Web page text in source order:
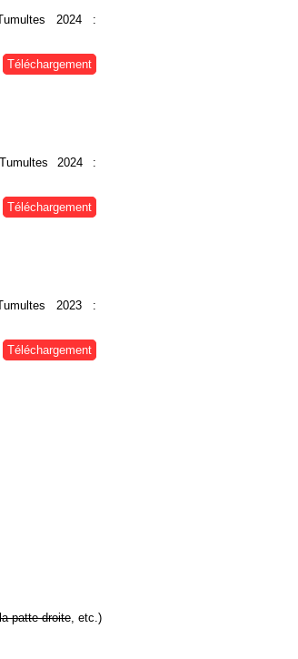
2024 :
Téléchargement
2024 :
Téléchargement
2023 :
Téléchargement
patte droite, etc.)